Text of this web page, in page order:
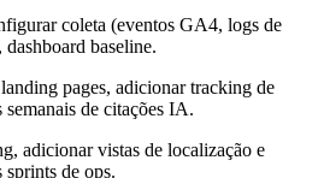
coleta (eventos GA4, logs de
baseline.
pages, adicionar tracking de
de citações IA.
adicionar vistas de localização e
sprints de ops.